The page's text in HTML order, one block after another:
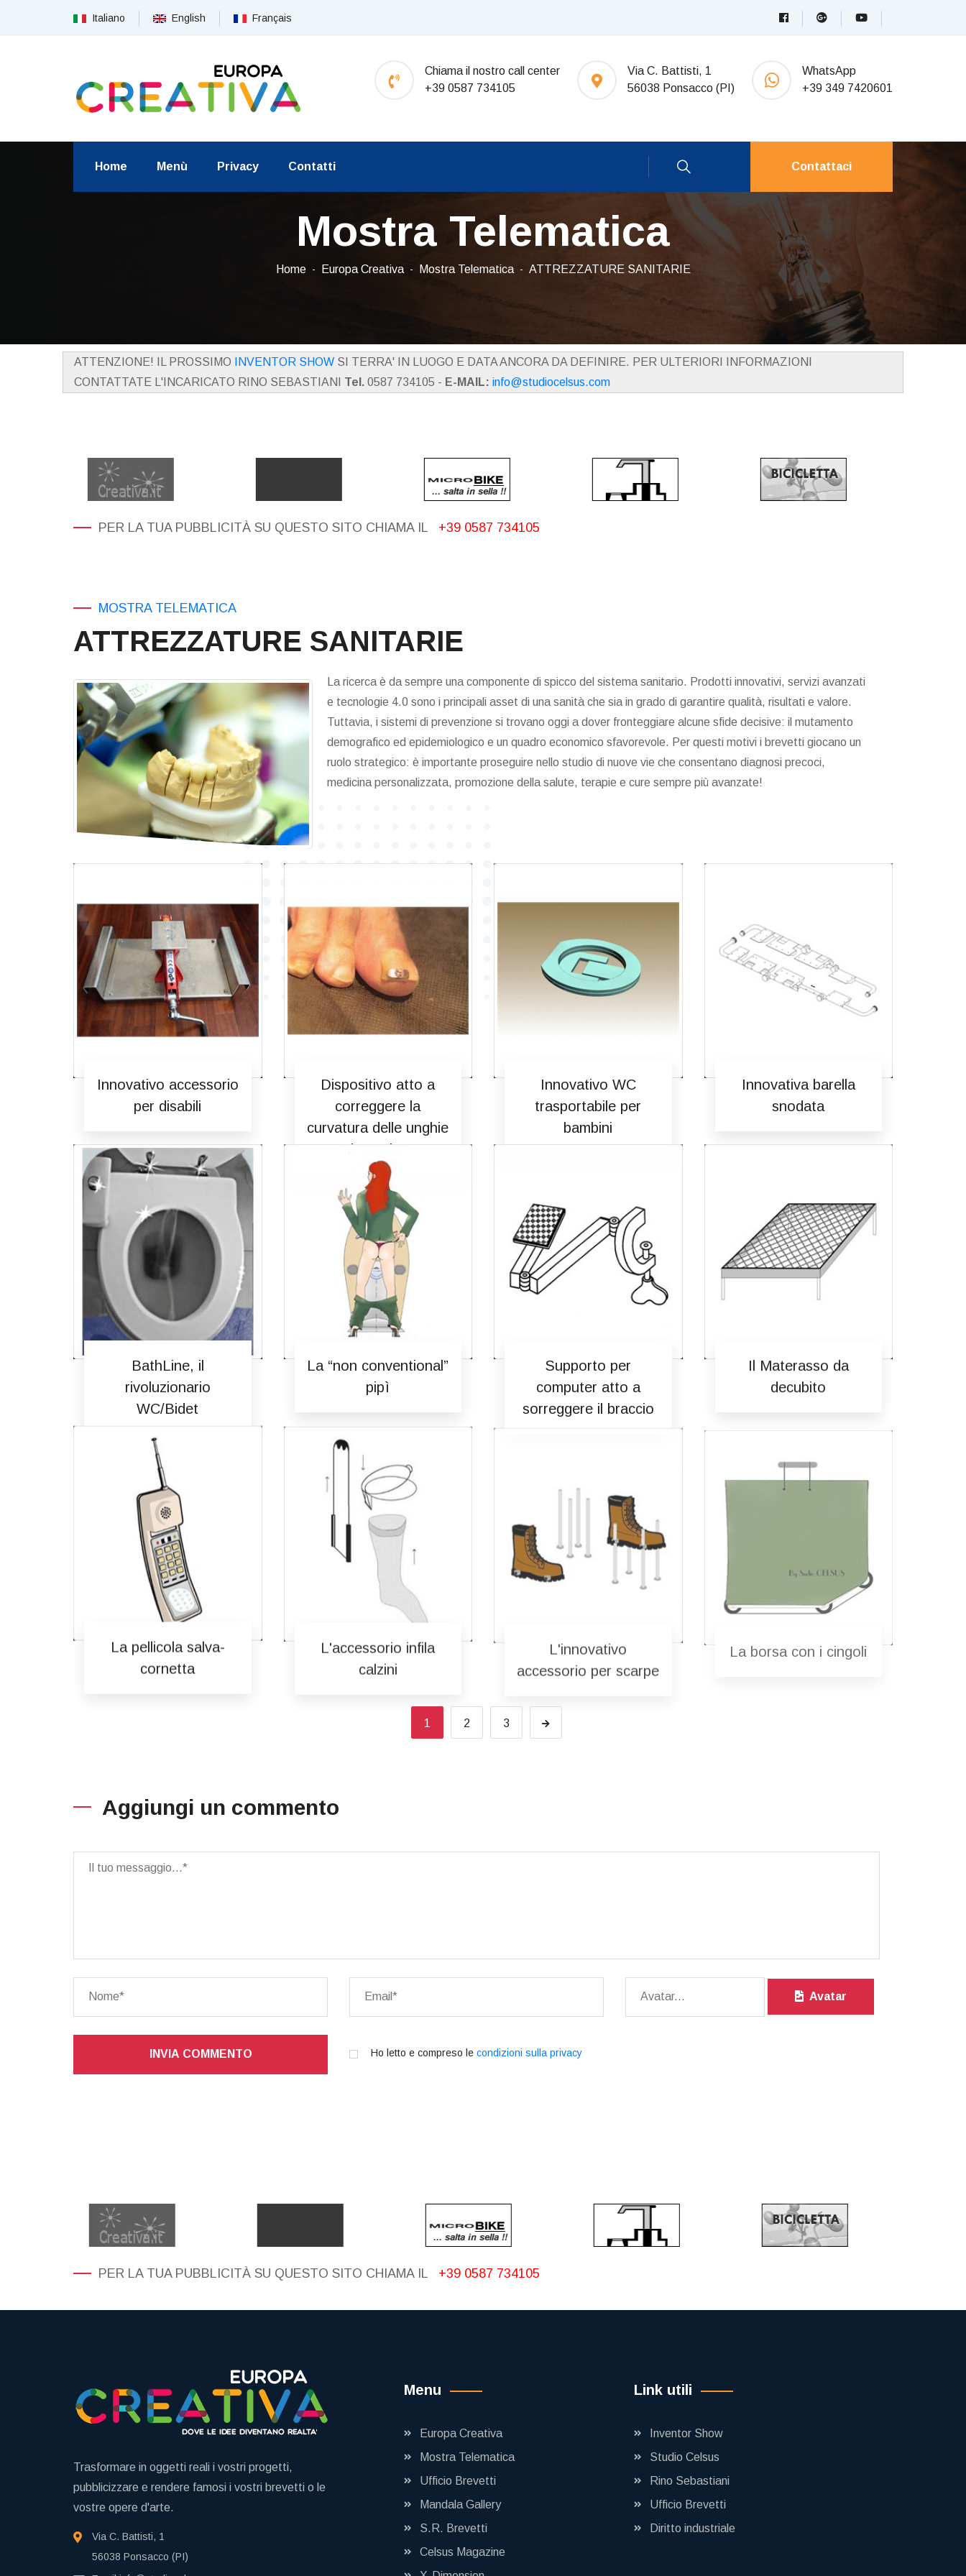
Italiano English Français
Chiama il nostro call center
+39 0587 734105
Via C. Battisti, 1
56038 Ponsacco (PI)
WhatsApp
+39 349 7420601
Home Menù Privacy Contatti Contattaci
Mostra Telematica
Home Europa Creativa Mostra Telematica ATTREZZATURE SANITARIE
ATTENZIONE! IL PROSSIMO INVENTOR SHOW SI TERRA' IN LUOGO E DATA ANCORA DA DEFINIRE. PER ULTERIORI INFORMAZIONI
CONTATTATE L'INCARICATO RINO SEBASTIANI Tel. 0587 734105 - E-MAIL: info@studiocelsus.com
PER LA TUA PUBBLICITÀ SU QUESTO SITO CHIAMA IL +39 0587 734105
MOSTRA TELEMATICA
ATTREZZATURE SANITARIE
La ricerca è da sempre una componente di spicco del sistema sanitario. Prodotti innovativi, servizi avanzati
e tecnologie 4.0 sono i principali asset di una sanità che sia in grado di garantire qualità, risultati e valore.
Tuttavia, i sistemi di prevenzione si trovano oggi a dover fronteggiare alcune sfide decisive: il mutamento
demografico ed epidemiologico e un quadro economico sfavorevole. Per questi motivi i brevetti giocano un
ruolo strategico: è importante proseguire nello studio di nuove vie che consentano diagnosi precoci,
medicina personalizzata, promozione della salute, terapie e cure sempre più avanzate!
Innovativo accessorio
per disabili
Dispositivo atto a
correggere la
curvatura delle unghie
incarnite
Innovativo WC
trasportabile per
bambini
Innovativa barella
snodata
BathLine, il
rivoluzionario
WC/Bidet
La “non conventional”
pipì
Supporto per
computer atto a
sorreggere il braccio
Il Materasso da
decubito
La pellicola salva-
cornetta
L'accessorio infila
calzini
L'innovativo
accessorio per scarpe
La borsa con i cingoli
1 2 3
Aggiungi un commento
Avatar
INVIA COMMENTO Ho letto e compreso le condizioni sulla privacy
PER LA TUA PUBBLICITÀ SU QUESTO SITO CHIAMA IL +39 0587 734105
Trasformare in oggetti reali i vostri progetti,
pubblicizzare e rendere famosi i vostri brevetti o le
vostre opere d'arte.
Via C. Battisti, 1
56038 Ponsacco (PI)
Menu
Europa Creativa
Mostra Telematica
Ufficio Brevetti
Mandala Gallery
S.R. Brevetti
Celsus Magazine
Link utili
Inventor Show
Studio Celsus
Rino Sebastiani
Ufficio Brevetti
Diritto industriale